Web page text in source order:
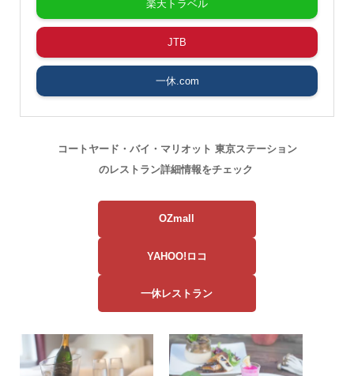
楽天トラベル
JTB
一休.com
コートヤード・バイ・マリオット 東京ステーション
のレストラン詳細情報をチェック
OZmall
YAHOO!ロコ
一休レストラン